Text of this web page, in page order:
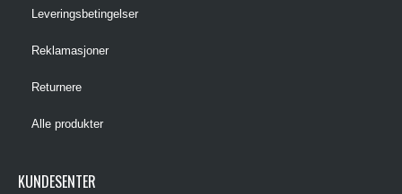
Leveringsbetingelser
Reklamasjoner
Returnere
Alle produkter
KUNDESENTER